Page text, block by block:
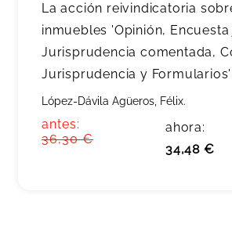
La acción reivindicatoria
inmuebles 'Opinión,
Jurisprudencia comentada,
Jurisprudencia y Formularios'
López-Dávila Agüeros, Félix.
antes:
36,30 €
ahora:
34,48 €